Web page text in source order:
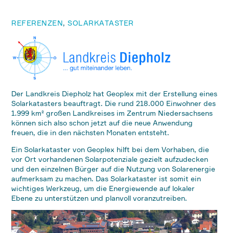
REFERENZEN,SOLARKATASTER
Der Landkreis Diepholz hat Geoplex mit der Erstellung eines
Solarkatasters beauftragt. Die rund 218.000 Einwohner des
1.999 km² großen Landkreises im Zentrum Niedersachsens
können sich also schon jetzt auf die neue Anwendung
freuen, die in den nächsten Monaten entsteht.
Ein Solarkataster von Geoplex hilft bei dem Vorhaben, die
vor Ort vorhandenen Solarpotenziale gezielt aufzudecken
und den einzelnen Bürger auf die Nutzung von Solarenergie
aufmerksam zu machen. Das Solarkataster ist somit ein
wichtiges Werkzeug, um die Energiewende auf lokaler
Ebene zu unterstützen und planvoll voranzutreiben.